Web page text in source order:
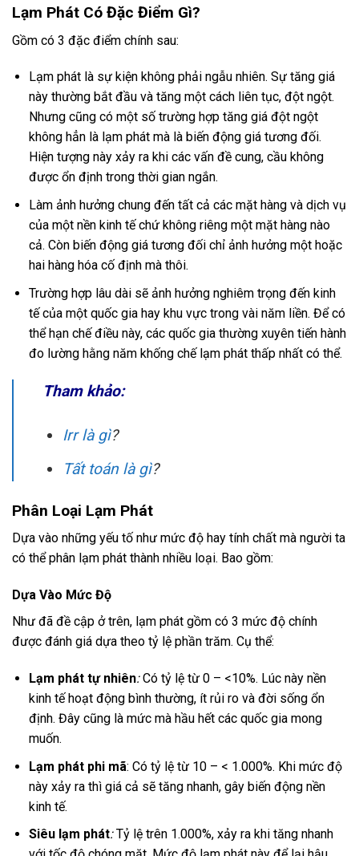
Lạm Phát Có Đặc Điểm Gì?
Gồm có 3 đặc điểm chính sau:
Lạm phát là sự kiện không phải ngẫu nhiên. Sự tăng giá
này thường bắt đầu và tăng một cách liên tục, đột ngột.
Nhưng cũng có một số trường hợp tăng giá đột ngột
không hẳn là lạm phát mà là biến động giá tương đối.
Hiện tượng này xảy ra khi các vấn đề cung, cầu không
được ổn định trong thời gian ngắn.
Làm ảnh hưởng chung đến tất cả các mặt hàng và dịch vụ
của một nền kinh tế chứ không riêng một mặt hàng nào
cả. Còn biến động giá tương đối chỉ ảnh hưởng một hoặc
hai hàng hóa cố định mà thôi.
Trường hợp lâu dài sẽ ảnh hưởng nghiêm trọng đến kinh
tế của một quốc gia hay khu vực trong vài năm liền. Để có
thể hạn chế điều này, các quốc gia thường xuyên tiến hành
đo lường hằng năm khống chế lạm phát thấp nhất có thể.
Tham khảo:
Irr là gì?
Tất toán là gì?
Phân Loại Lạm Phát
Dựa vào những yếu tố như mức độ hay tính chất mà người ta
có thể phân lạm phát thành nhiều loại. Bao gồm:
Dựa Vào Mức Độ
Như đã đề cập ở trên, lạm phát gồm có 3 mức độ chính
được đánh giá dựa theo tỷ lệ phần trăm. Cụ thể:
Lạm phát tự nhiên:Có tỷ lệ từ 0 – <10%. Lúc này nền
kinh tế hoạt động bình thường, ít rủi ro và đời sống ổn
định. Đây cũng là mức mà hầu hết các quốc gia mong
muốn.
Lạm phát phi mã: Có tỷ lệ từ 10 – < 1.000%. Khi mức độ
này xảy ra thì giá cả sẽ tăng nhanh, gây biến động nền
kinh tế.
Siêu lạm phát:Tỷ lệ trên 1.000%, xảy ra khi tăng nhanh